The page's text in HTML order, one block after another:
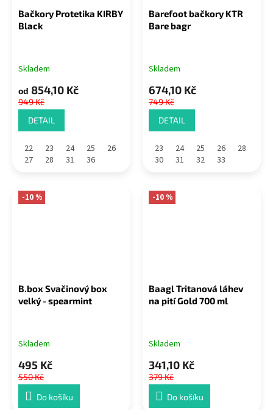
Bačkory Protetika KIRBY
Black
Skladem
od 854,10 Kč
949 Kč
DETAIL
22 23 24 25
26
27
28 31 36
Barefoot bačkory KTR
Bare bagr
Skladem
674,10 Kč
749 Kč
DETAIL
23 24 25 26
28
30
31 32 33
-10 %
B.box Svačinový box
velký - spearmint
Skladem
495 Kč
550 Kč
Do košíku
-10 %
Baagl Tritanová láhev
na pití Gold 700 ml
Skladem
341,10 Kč
379 Kč
Do košíku